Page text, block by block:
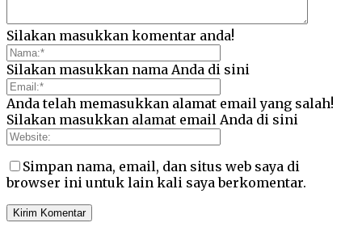
Silakan masukkan komentar anda!
Silakan masukkan nama Anda di sini
Anda telah memasukkan alamat email yang salah!
Silakan masukkan alamat email Anda di sini
Simpan nama, email, dan situs web saya di
browser ini untuk lain kali saya berkomentar.